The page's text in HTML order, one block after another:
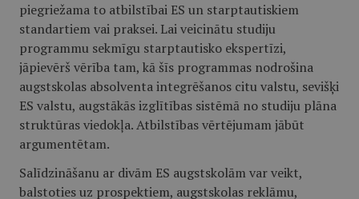
piegriežama to atbilstībai ES un starptautiskiem
standartiem vai praksei. Lai veicinātu studiju
programmu sekmīgu starptautisko ekspertīzi,
jāpievērš vērība tam, kā šīs programmas nodrošina
augstskolas absolventa integrēšanos citu valstu, sevišķi
ES valstu, augstākās izglītības sistēmā no studiju plāna
struktūras viedokļa. Atbilstības vērtējumam jābūt
argumentētam.
Salīdzināšanu ar divām ES augstskolām var veikt,
balstoties uz prospektiem, augstskolas reklāmu,